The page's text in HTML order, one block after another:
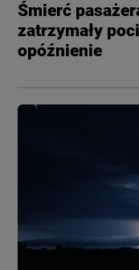
Śmierć
zatrzymały
opóźnienie